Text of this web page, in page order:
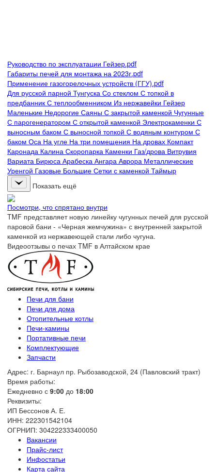
Руководство по эксплуатации Гейзер.pdf
Габариты печей для монтажа на 2023г.pdf
Применение газогорелочных устройств (ГГУ).pdf
Для русской парной Тунгуска Со стеклом С топкой в
предбанник С теплообменником Из нержавейки Гейзер
Маленькие Недорогие Саяны С закрытой каменкой Чугунные
С парогенератором С открытой каменкой Электрокаменки С
выносным баком С выносной топкой С водяным контуром С
баком Оса На угле На три помещения На дровах Компакт
Каронада Калина Скоропарка Каменки Газ/дрова Витрувия
Вариата Бирюса Арабеска Ангара Аврора Металлические
Уренгой Газовые Большие Сетки с каменкой Таймыр
Показать ещё
Посмотри, что спрятано внутри
TMF представляет новую линейку чугунных печей для русской
паровой бани - «Черная жемчужина» с внутренней закрытой
каменкой из нержавеющей стали либо чугуна.
Видеоотзывы о печах TMF в Алтайском крае
Печи для бани
Печи для дома
Отопительные котлы
Печи-камины
Портативные печи
Комплектующие
Запчасти
Адрес: г. Барнаул пр. Рыбозаводской, 24 (Павловский тракт)
Время работы:
Ежедневно с 9:00 до 18:00
Реквизиты:
ИП Бессонов А. Е.
ИНН: 222301542104
ОГРНИП: 304222333400050
Вакансии
Прайс-лист
Инфостатьи
Карта сайта